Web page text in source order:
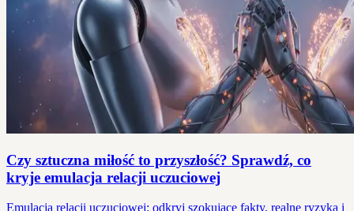
Czy sztuczna miłość to przyszłość? Sprawdź, co
kryje emulacja relacji uczuciowej
Emulacja relacji uczuciowej: odkryj szokujące fakty, realne ryzyka i